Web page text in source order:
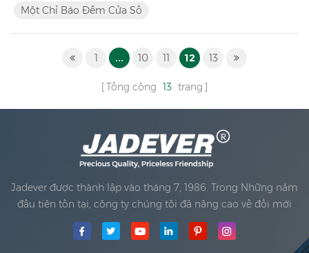
Chỉ báo cân kỹ thuật số với trụ đồng chất lượng cao, vỏ nhựa
...
Một Chỉ Báo Đếm Cửa Sổ
1 ... 10 11 12 13
Tổng cộng 13 trang
Jadever được thành lập vào tháng 7, 1986. Trong Những năm
đầu tiên tồn tại, công ty chúng tôi đã nâng cao về đổi mới
công nghệ và phát triển một doanh nghiệp Kế hoạch. Năm
1998, công ty chúng tôi đã đạt được mục tiêu chất lượng